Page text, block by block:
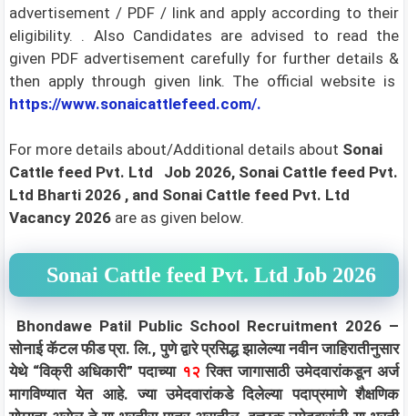
advertisement / PDF / link and apply according to their
eligibility. . Also Candidates are advised to read the
given PDF advertisement carefully for further details &
then apply through given link. The official website is
https://www.sonaicattlefeed.com/.
For more details about/Additional details about Sonai
Cattle feed Pvt. Ltd
Job 2026, Sonai Cattle feed Pvt.
Ltd Bharti 2026 , and Sonai Cattle feed Pvt. Ltd
Vacancy 2026 are as given below.
Sonai Cattle feed Pvt. Ltd Job 2026
Bhondawe Patil Public School Recruitment 2026 –
सोनाई कॅटल फीड प्रा. लि., पुणे द्वारे प्रसिद्ध झालेल्या नवीन जाहिरातीनुसार
येथे “विक्री अधिकारी” पदाच्या १२रिक्त जागासाठी उमेदवारांकडून अर्ज
मागविण्यात येत आहे. ज्या उमेदवारांकडे दिलेल्या पदाप्रमाणे शैक्षणिक